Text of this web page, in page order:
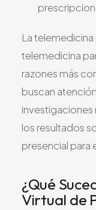
La telemedicina
telemedicina
razones más
buscan
los resultados
presencial para
¿Qué
Virtual de